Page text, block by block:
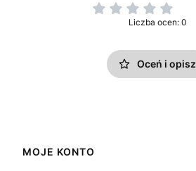
Liczba ocen: 0
Oceń i opisz
Linki w stopce
MOJE KONTO